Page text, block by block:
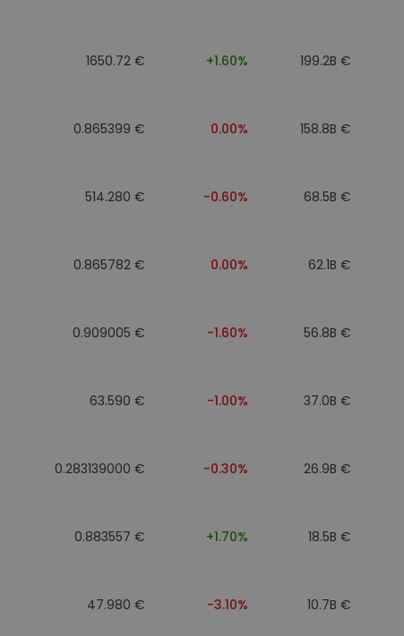
1650.72 € +1.60% 199.2B €
0.865399 € 0.00% 158.8B €
514.280 € -0.60% 68.5B €
0.865782 € 0.00% 62.1B €
0.909005 € -1.60% 56.8B €
63.590 € -1.00% 37.0B €
0.283139000 € -0.30% 26.9B €
0.883557 € +1.70% 18.5B €
47.980 € -3.10% 10.7B €